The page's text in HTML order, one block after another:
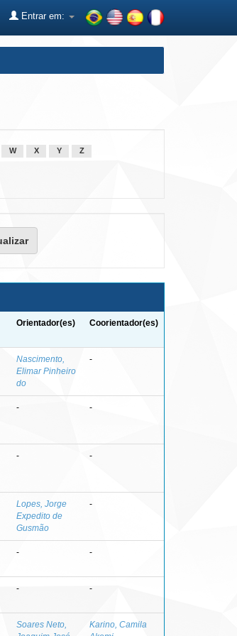
Entrar em:
W X Y Z
Orientador(es) Coorientador(es)
Nascimento,
Elimar Pinheiro
do
-
- -
- -
Lopes, Jorge
Expedito de
Gusmão
-
- -
- -
Soares Neto,
Karino, Camila